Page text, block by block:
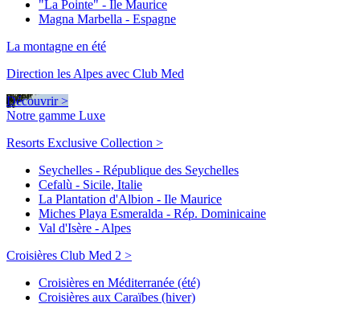
"La Pointe" - Ile Maurice
Magna Marbella - Espagne
La montagne en été
Direction les Alpes avec Club Med
Découvrir >
Notre gamme Luxe
Resorts Exclusive Collection >
Seychelles - République des Seychelles
Cefalù - Sicile, Italie
La Plantation d'Albion - Ile Maurice
Miches Playa Esmeralda - Rép. Dominicaine
Val d'Isère - Alpes
Croisières Club Med 2 >
Croisières en Méditerranée (été)
Croisières aux Caraïbes (hiver)